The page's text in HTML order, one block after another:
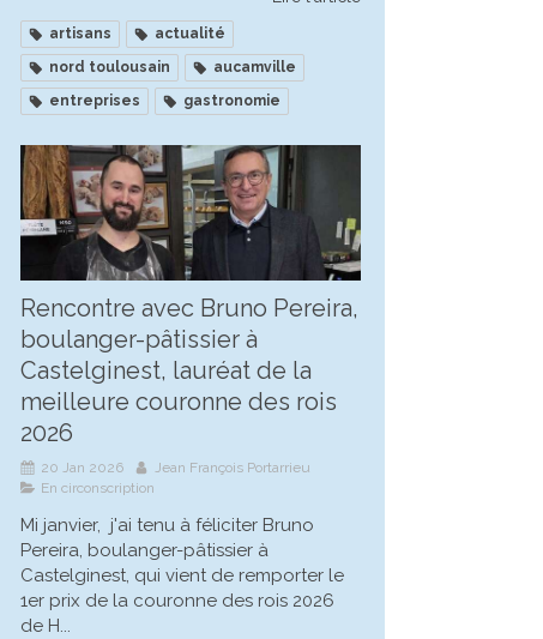
artisans
actualité
nord toulousain
aucamville
entreprises
gastronomie
Rencontre avec Bruno Pereira,
boulanger-pâtissier à
Castelginest, lauréat de la
meilleure couronne des rois
2026
20 Jan 2026
Jean François Portarrieu
En circonscription
Mi janvier, j'ai tenu à féliciter Bruno
Pereira, boulanger-pâtissier à
Castelginest, qui vient de remporter le
1er prix de la couronne des rois 2026
de H...